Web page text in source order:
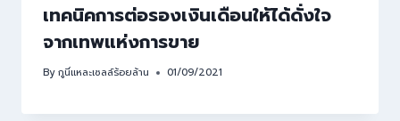
เทคนิคการต่อรองเงินเดือนให้ได้ดั่งใจ
จากเทพแห่งการขาย
Byกูนี่แหละเซลล์ร้อยล้าน 01/09/2021